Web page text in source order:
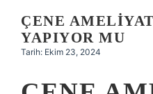
Hakkımızda
ÇENE
YAPIYOR MU
Tarih: Ekim 23, 2024